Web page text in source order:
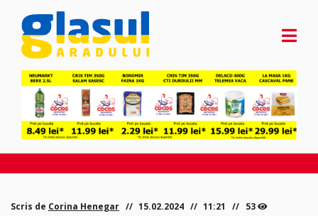
Scris de Corina Henegar 15.02.2024 11:21 53